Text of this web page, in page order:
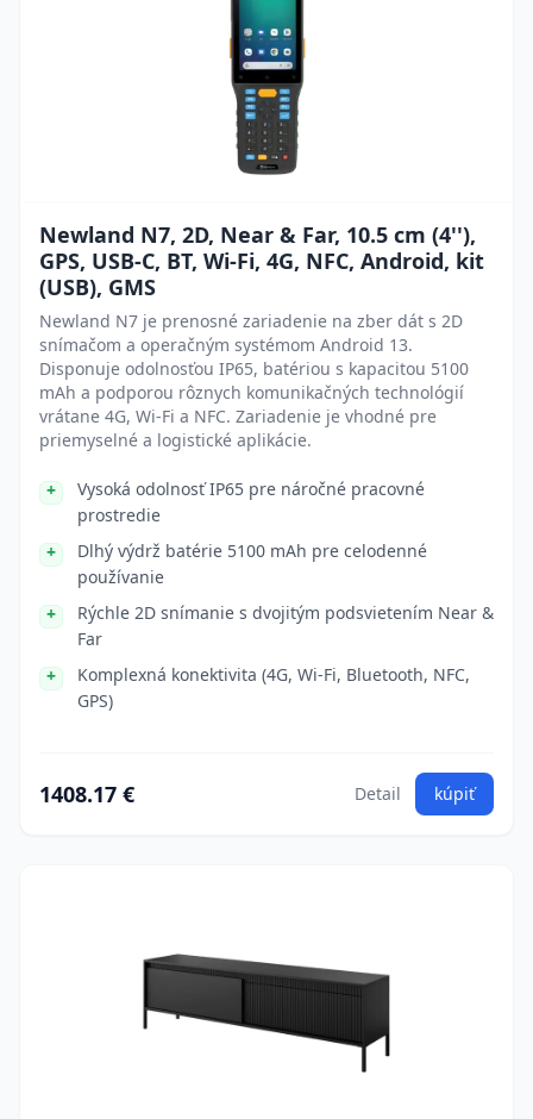
Newland N7, 2D, Near & Far, 10.5 cm (4''),
GPS, USB-C, BT, Wi-Fi, 4G, NFC, Android, kit
(USB), GMS
Newland N7 je prenosné zariadenie na zber dát s 2D
snímačom a operačným systémom Android 13.
Disponuje odolnosťou IP65, batériou s kapacitou 5100
mAh a podporou rôznych komunikačných technológií
vrátane 4G, Wi-Fi a NFC. Zariadenie je vhodné pre
priemyselné a logistické aplikácie.
Vysoká odolnosť IP65 pre náročné pracovné
prostredie
Dlhý výdrž batérie 5100 mAh pre celodenné
používanie
Rýchle 2D snímanie s dvojitým podsvietením Near &
Far
Komplexná konektivita (4G, Wi-Fi, Bluetooth, NFC,
GPS)
1408.17 € Detail kúpiť